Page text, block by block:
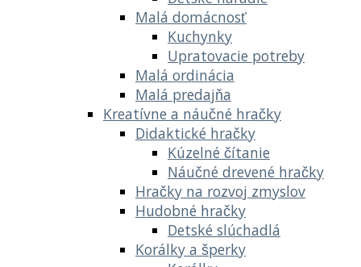
Malá domácnosť
Kuchynky
Upratovacie potreby
Malá ordinácia
Malá predajňa
Kreatívne a náučné hračky
Didaktické hračky
Kúzelné čítanie
Náučné drevené hračky
Hračky na rozvoj zmyslov
Hudobné hračky
Detské slúchadlá
Korálky a šperky